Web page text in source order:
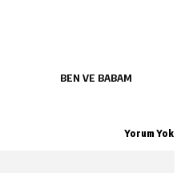
BEN VE BABAM
Yorum Yok